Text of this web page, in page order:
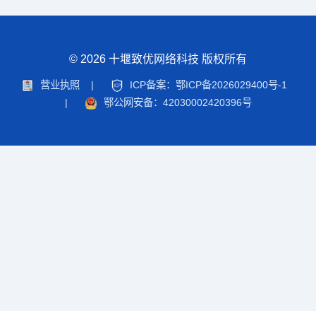
© 2026 十堰致优网络科技 版权所有
营业执照 |
ICP备案：鄂ICP备2026029400号-1
|
鄂公网安备：42030002420396号